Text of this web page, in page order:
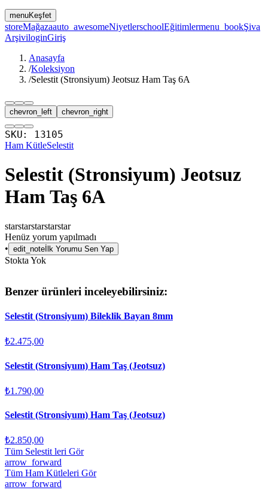
menuKeşfet
storeMağazaauto_awesomeNiyetlerschoolEğitimlermenu_bookŞiva
ArşiviloginGiriş
Anasayfa
/Koleksiyon
/Selestit (Stronsiyum) Jeotsuz Ham Taş 6A
chevron_left chevron_right
SKU: 13105
Ham KütleSelestit
Selestit (Stronsiyum) Jeotsuz
Ham Taş 6A
starstarstarstarstar
Henüz yorum yapılmadı
• edit_note İlk Yorumu Sen Yap
Stokta Yok
Benzer ürünleri inceleyebilirsiniz:
Selestit (Stronsiyum) Bileklik Bayan 8mm
₺2.475,00
Selestit (Stronsiyum) Ham Taş (Jeotsuz)
₺1.790,00
Selestit (Stronsiyum) Ham Taş (Jeotsuz)
₺2.850,00
Tüm Selestit leri Gör
arrow_forward
Tüm Ham Kütleleri Gör
arrow_forward